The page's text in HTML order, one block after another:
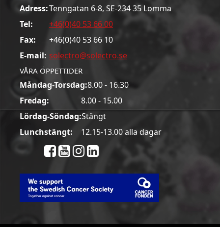
Adress:Tenngatan 6-8, SE-234 35 Lomma
Tel:
+46(0)40 53 66 00
Fax:
+46(0)40 53 66 10
E-mail: solectro@solectro.se
VÅRA ÖPPETTIDER
Måndag-Torsdag:8.00 - 16.30
Fredag:
8.00 - 15.00
Lördag-Söndag:Stängt
Lunchstängt:
12.15-13.00 alla dagar